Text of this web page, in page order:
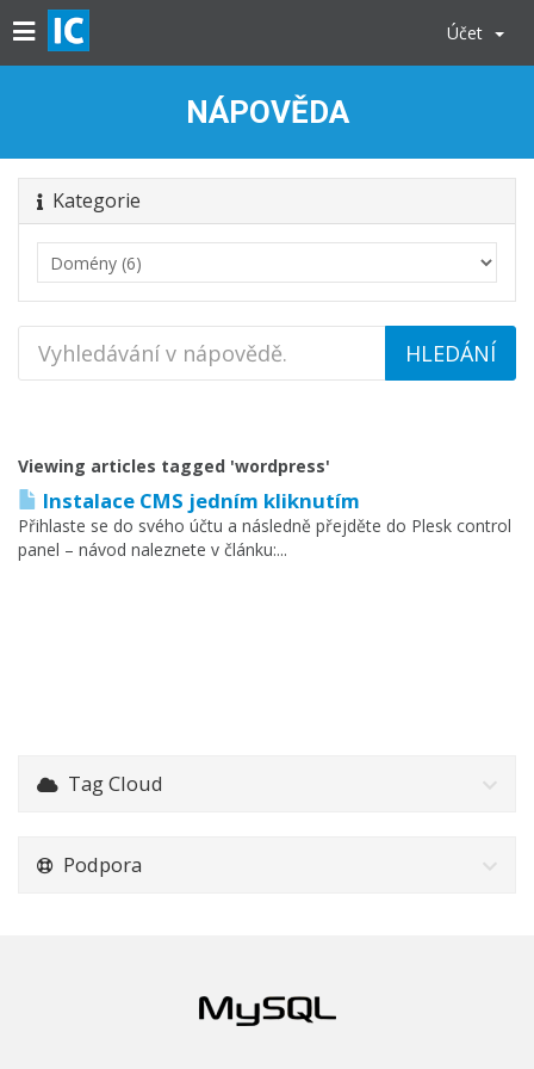
Účet
NÁPOVĚDA
Kategorie
Viewing articles tagged 'wordpress'
Instalace CMS jedním kliknutím
Přihlaste se do svého účtu a následně přejděte do Plesk control
panel – návod naleznete v článku:...
Tag Cloud
Podpora